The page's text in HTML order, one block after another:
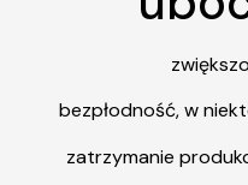
bezpłodność, w
zatrzymanie